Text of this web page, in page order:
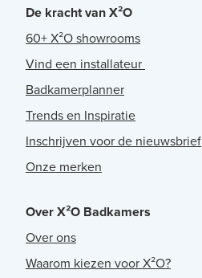
De kracht van X²O
60+ X²O showrooms
Vind een installateur
Badkamerplanner
Trends en Inspiratie
Inschrijven voor de nieuwsbrief
Onze merken
Over X²O Badkamers
Over ons
Waarom kiezen voor X²O?